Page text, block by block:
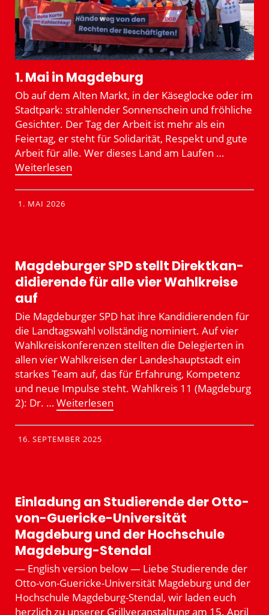
1. Mai in Magdeburg
Ob auf dem Alten Markt, in der Käseglocke oder im
Stadtpark: strah­lender Sonnen­schein und fröhliche
Gesichter. Der Tag der Arbeit ist mehr als ein
Feiertag, er steht für Solida­rität, Respekt und gute
Arbeit für alle. Wer dieses Land am Laufen …
Weiter­lesen
1. MAI 2026
Magde­burger SPD stellt Direkt­kan­
di­die­rende für alle vier Wahlkreise
auf
Die Magde­burger SPD hat ihre Kandi­die­renden für
die Landtagswahl vollständig nominiert. Auf vier
Wahlkreis­kon­fe­renzen stellten die Delegierten in
allen vier Wahlkreisen der Landes­haupt­stadt ein
starkes Team auf, das für Erfahrung, Kompetenz
und neue Impulse steht. Wahlkreis 11 (Magdeburg
2): Dr. … Weiter­lesen
16. SEPTEMBER 2025
Einladung an Studie­rende der Otto-
von-Guericke-Univer­sität
Magdeburg und der Hochschule
Magdeburg-Stendal
— English version below — Liebe Studie­rende der
Otto-von-Guericke-Univer­­­sität Magdeburg und der
Hochschule Magdeburg-Stendal, wir laden euch
herzlich zu unserer Grill­ver­an­staltung am 15. April